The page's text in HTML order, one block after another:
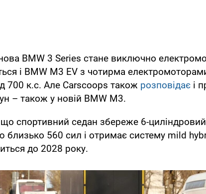
BMW 3 Series стане виключно
і BMW M3 EV з чотирма
700 к.с. Але Carscoops також розповідає і
– також у новій BMW M3.
спортивний седан збереже 6-циліндровий
близько 560 сил і отримає систему mild
до 2028 року.